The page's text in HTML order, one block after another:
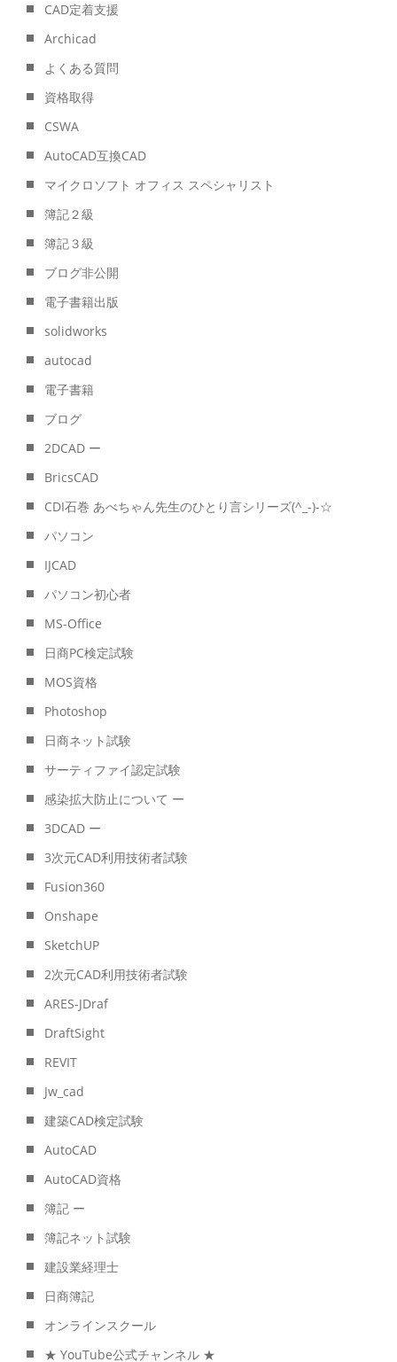
CAD定着支援
Archicad
よくある質問
資格取得
CSWA
AutoCAD互換CAD
マイクロソフト オフィス スペシャリスト
簿記２級
簿記３級
ブログ非公開
電子書籍出版
solidworks
autocad
電子書籍
ブログ
2DCAD ー
BricsCAD
CDI石巻 あべちゃん先生のひとり言シリーズ(^_-)-☆
パソコン
IJCAD
パソコン初心者
MS-Office
日商PC検定試験
MOS資格
Photoshop
日商ネット試験
サーティファイ認定試験
感染拡大防止について ー
3DCAD ー
3次元CAD利用技術者試験
Fusion360
Onshape
SketchUP
2次元CAD利用技術者試験
ARES-JDraf
DraftSight
REVIT
Jw_cad
建築CAD検定試験
AutoCAD
AutoCAD資格
簿記 ー
簿記ネット試験
建設業経理士
日商簿記
オンラインスクール
★ YouTube公式チャンネル ★